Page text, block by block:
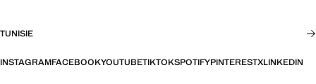
TUNISIE
INSTAGRAMFACEBOOKYOUTUBETIKTOKSPOTIFYPINTERESTXLINKEDIN